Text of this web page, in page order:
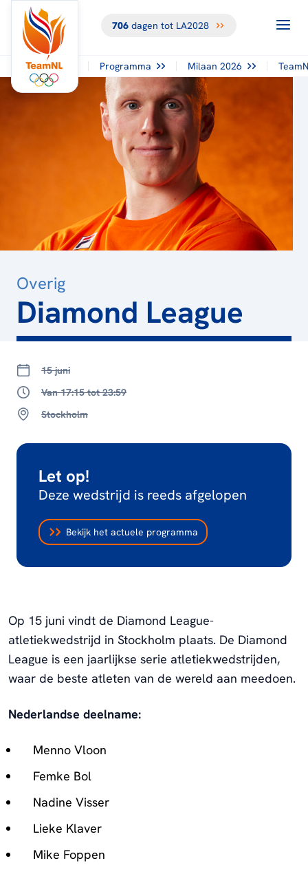
706dagen tot LA2028
Programma Milaan 2026
Overig
Diamond League
15 juni
Van 17:15 tot 23:59
Stockholm
Let op!
Deze wedstrijd is reeds afgelopen
Bekijk het actuele programma
TERUG NAAR
OVERZICHT
Op 15 juni vindt de Diamond League-
atletiekwedstrijd in Stockholm plaats. De Diamond
League is een jaarlijkse serie atletiekwedstrijden,
waar de beste atleten van de wereld aan meedoen.
Nederlandse deelname:
Menno Vloon
Femke Bol
Nadine Visser
Lieke Klaver
Mike Foppen